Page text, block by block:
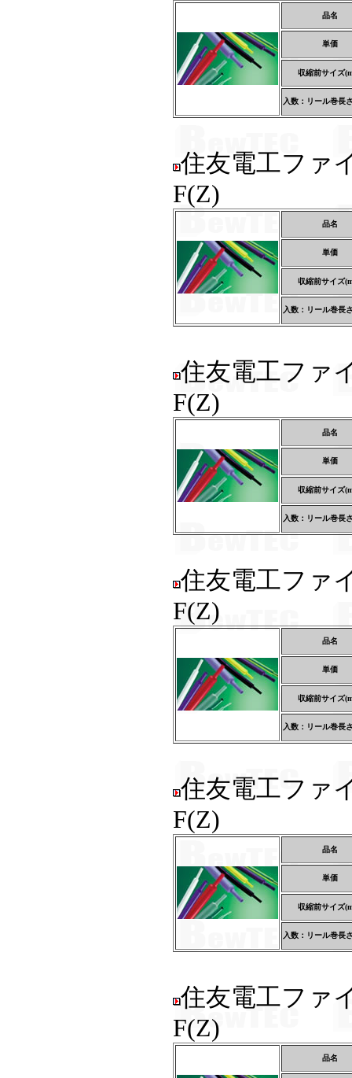
品名
単価
収縮前サイズ
入数：リール巻長
住友電工ファ
F(Z)
品名
単価
収縮前サイズ
入数：リール巻長
住友電工ファ
F(Z)
品名
単価
収縮前サイズ
入数：リール巻長
住友電工ファ
F(Z)
品名
単価
収縮前サイズ
入数：リール巻長
住友電工ファ
F(Z)
品名
単価
収縮前サイズ
入数：リール巻長
住友電工ファ
F(Z)
品名